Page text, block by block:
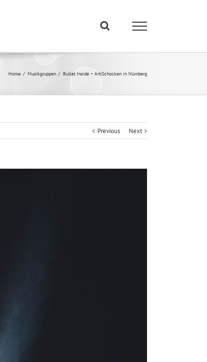
Home / Musikgruppen / Bullet Inside – ArtiSchocken in Nürnberg
Previous Next